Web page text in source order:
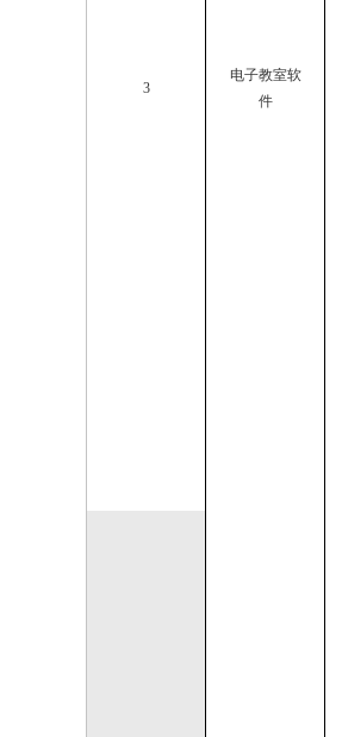
3
电子教室软
件